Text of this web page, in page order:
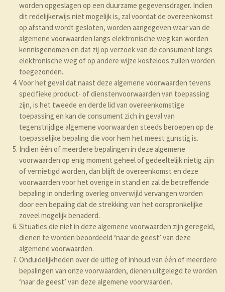
worden opgeslagen op een duurzame gegevensdrager. Indien
dit redelijkerwijs niet mogelijk is, zal voordat de overeenkomst
op afstand wordt gesloten, worden aangegeven waar van de
algemene voorwaarden langs elektronische weg kan worden
kennisgenomen en dat zij op verzoek van de consument langs
elektronische weg of op andere wijze kosteloos zullen worden
toegezonden.
Voor het geval dat naast deze algemene voorwaarden tevens
specifieke product- of dienstenvoorwaarden van toepassing
zijn, is het tweede en derde lid van overeenkomstige
toepassing en kan de consument zich in geval van
tegenstrijdige algemene voorwaarden steeds beroepen op de
toepasselijke bepaling die voor hem het meest gunstig is.
Indien één of meerdere bepalingen in deze algemene
voorwaarden op enig moment geheel of gedeeltelijk nietig zijn
of vernietigd worden, dan blijft de overeenkomst en deze
voorwaarden voor het overige in stand en zal de betreffende
bepaling in onderling overleg onverwijld vervangen worden
door een bepaling dat de strekking van het oorspronkelijke
zoveel mogelijk benaderd.
Situaties die niet in deze algemene voorwaarden zijn geregeld,
dienen te worden beoordeeld ‘naar de geest’ van deze
algemene voorwaarden.
Onduidelijkheden over de uitleg of inhoud van één of meerdere
bepalingen van onze voorwaarden, dienen uitgelegd te worden
‘naar de geest’ van deze algemene voorwaarden.